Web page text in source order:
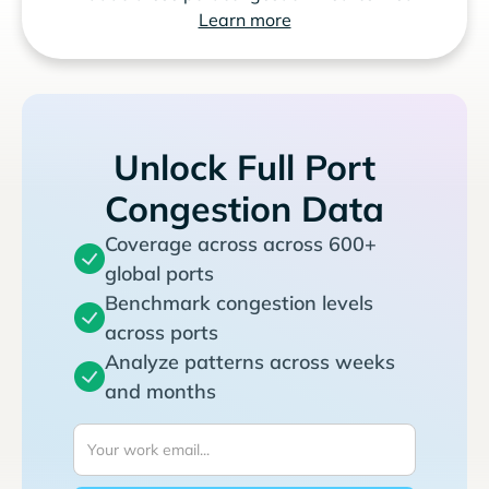
Learn more
Unlock Full Port
Congestion Data
Coverage across across 600+
global ports
Benchmark congestion levels
across ports
Analyze patterns across weeks
and months